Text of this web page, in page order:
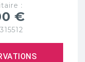
:
€